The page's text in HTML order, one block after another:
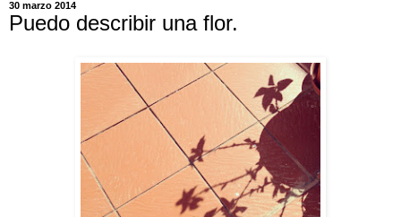
30 marzo 2014
Puedo describir una flor.